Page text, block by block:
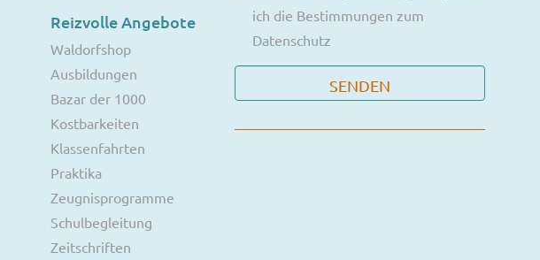
Reizvolle Angebote
Waldorfshop
Ausbildungen
Bazar der 1000
Kostbarkeiten
Klassenfahrten
Praktika
Zeugnisprogramme
Schulbegleitung
Zeitschriften
ich die Bestimmungen zum
Datenschutz